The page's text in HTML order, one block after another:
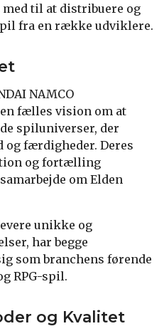
til at distribuere og
fra en række udviklere.
NAMCO
fælles vision om at
spiluniverser, der
færdigheder. Deres
og fortælling
om Elden
unikke og
har begge
som branchens førende
RPG-spil.
og Kvalitet